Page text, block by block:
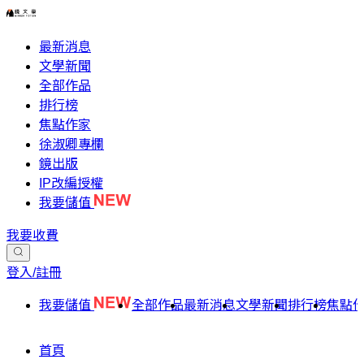
最新消息
文學新聞
全部作品
排行榜
焦點作家
徐淑卿專欄
鏡出版
IP改編授權
我要儲值
我要收費
登入/註冊
我要儲值 全部作品最新消息文學新聞排行榜焦點
首頁